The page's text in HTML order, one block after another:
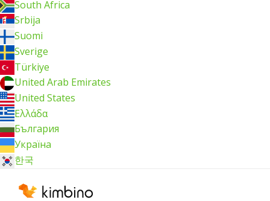
South Africa
Srbija
Suomi
Sverige
Türkiye
United Arab Emirates
United States
Ελλάδα
България
Україна
한국